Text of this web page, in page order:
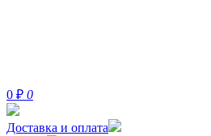
0 ₽ 0
Доставка и оплата